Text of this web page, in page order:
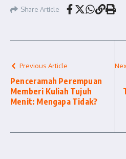
Share Article
Previous Article
Penceramah Perempuan
Memberi Kuliah Tujuh
Menit: Mengapa Tidak?